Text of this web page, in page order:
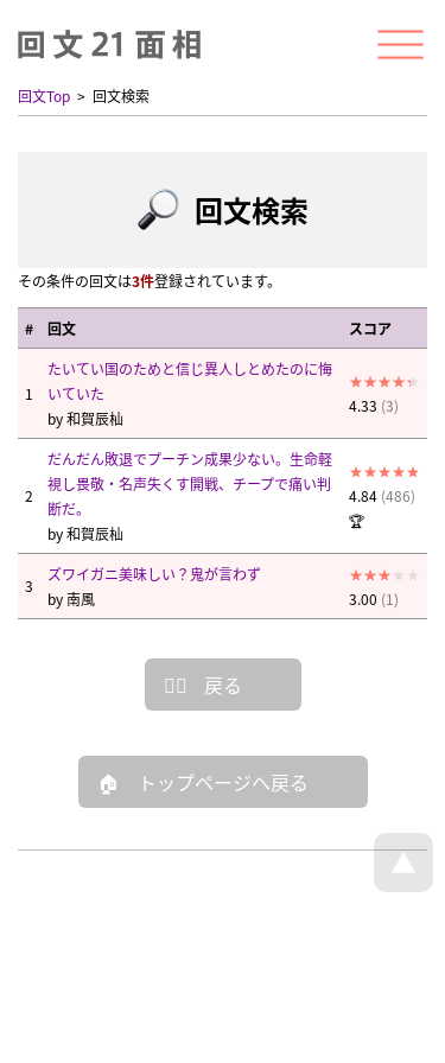
回文Top 回文検索
回文検索
その条件の回文は3件登録されています。
# 回文 スコア
1
たいてい国のためと信じ異人しとめたのに悔
いていた
by和賀辰杣
4.33 (3)
2
だんだん敗退でプーチン成果少ない。生命軽
視し畏敬・名声失くす開戦、チープで痛い判
断だ。
by和賀辰杣
4.84 (486)
🏆
3
ズワイガニ美味しい？鬼が言わず
by南風 3.00 (1)
戻る
トップページへ戻る